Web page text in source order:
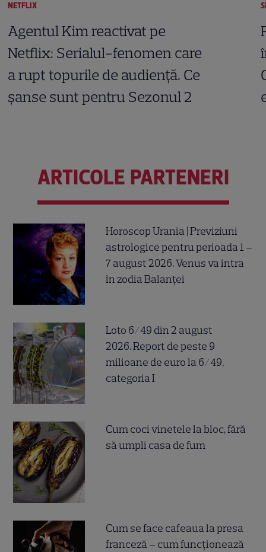
NETFLIX
Agentul Kim reactivat pe
Netflix: Serialul-fenomen care
a rupt topurile de audiență. Ce
șanse sunt pentru Sezonul 2
ARTICOLE PARTENERI
Horoscop Urania | Previziuni
astrologice pentru perioada 1 –
7 august 2026. Venus va intra
în zodia Balanței
Loto 6/49 din 2 august
2026. Report de peste 9
milioane de euro la 6/49,
categoria I
Cum coci vinetele la bloc, fără
să umpli casa de fum
Cum se face cafeaua la presa
franceză – cum funcționează